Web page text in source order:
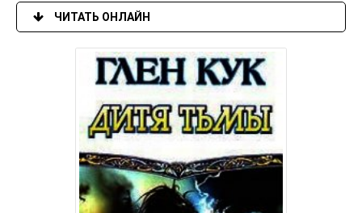
ЧИТАТЬ ОНЛАЙН